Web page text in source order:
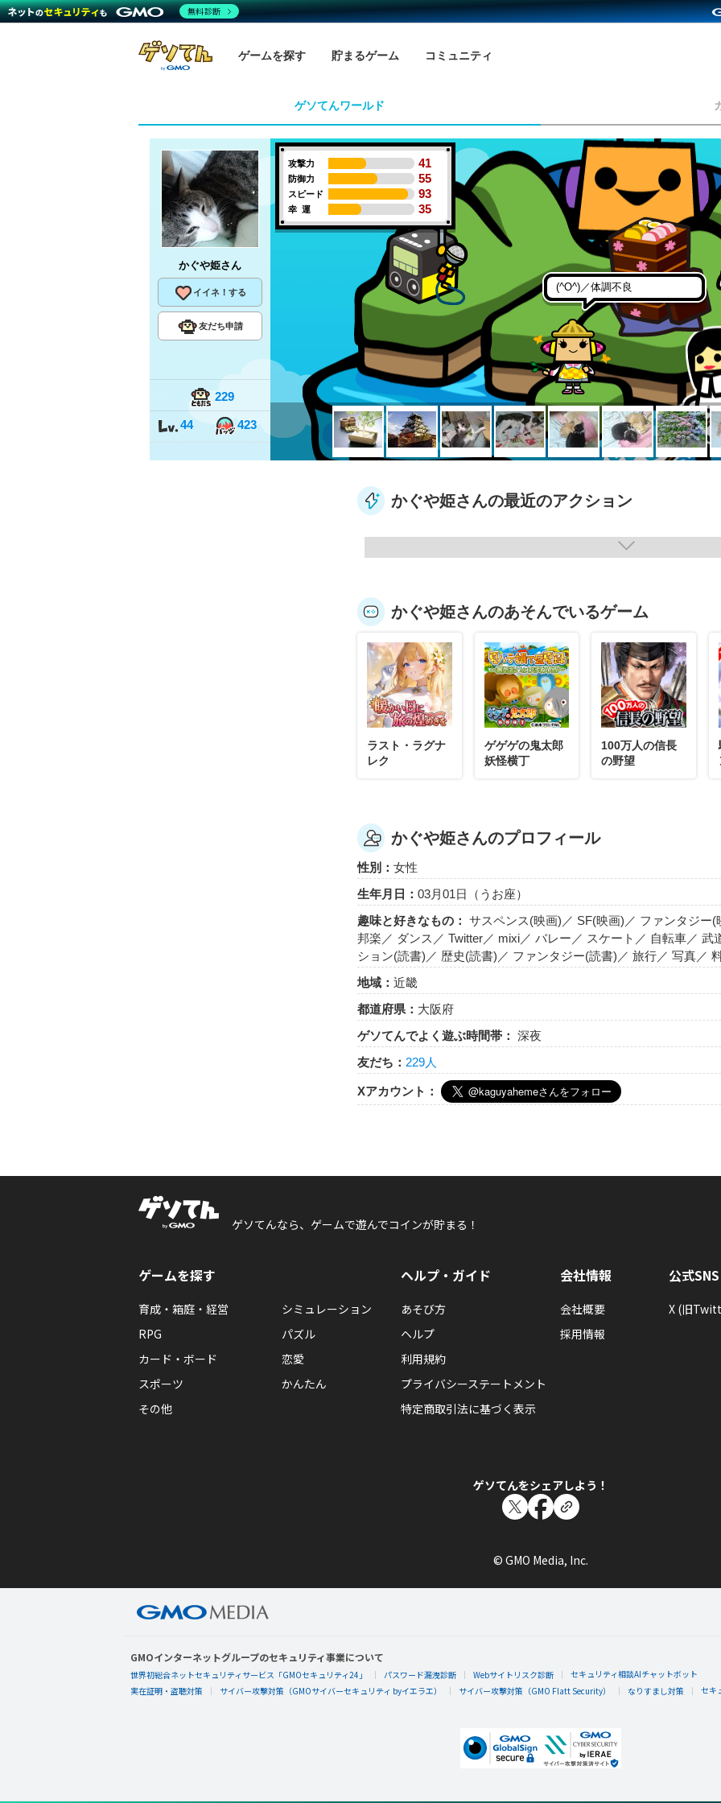
ゲームを探す 貯まるゲーム コミュニティ
ゲソてんワールド
かぐや姫さん
イイネ！する
友だち申請
229
44 423
攻撃力 41
防御力 55
スピード 93
幸 運 35
(^O^)／体調不良
かぐや姫さんの最近のアクション
かぐや姫さんのあそんでいるゲーム
ラスト・ラグナ
レク
ゲゲゲの鬼太郎
妖怪横丁
100万人の信長
の野望
かぐや姫さんのプロフィール
性別： 女性
生年月日： 03月01日（うお座）
趣味と好きなもの： サスペンス(映画)／ SF(映画)／ ファンタジー
邦楽／ ダンス／ Twitter／ mixi／ バレー／ スケート／ 自転車／
ション(読書)／ 歴史(読書)／ ファンタジー(読書)／ 旅行／ 写真／
地域： 近畿
都道府県： 大阪府
ゲソてんでよく遊ぶ時間帯： 深夜
友だち： 229人
Xアカウント：
ゲソてんなら、ゲームで遊んでコインが貯まる！
ゲームを探す
育成・箱庭・経営
シミュレーション
RPG
パズル
カード・ボード
恋愛
スポーツ
かんたん
その他
ヘルプ・ガイド
あそび方
ヘルプ
利用規約
プライバシーステートメント
特定商取引法に基づく表示
会社情報
会社概要
採用情報
公式SNS
X (旧
ゲソてんをシェアしよう！
© GMO Media, Inc.
GMOインターネットグループのセキュリティ事業について
世界初総合ネットセキュリティサービス「GMOセキュリティ24」 パスワード漏洩診断 Webサイトリスク診断
セキュリティ相談AIチャットボット
実在証明・盗聴対策
サイバー攻撃対策（GMOサイバーセキュリティ byイエラエ） サイバー攻撃対策（GMO Flatt Security） なりすまし対策 セキ
無料診断